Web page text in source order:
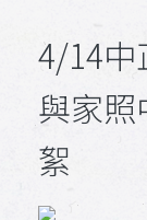
4/14中
與家
絮